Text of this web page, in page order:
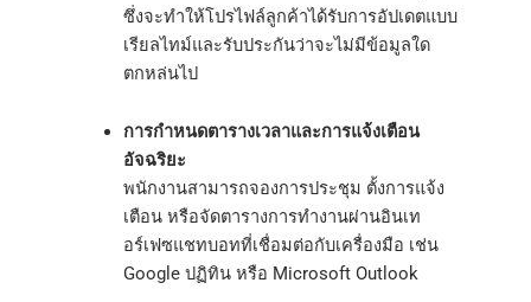
ซึ่งจะทำให้โปรไฟล์ลูกค้าได้รับการอัปเดตแบบ
เรียลไทม์และรับประกันว่าจะไม่มีข้อมูลใด
ตกหล่นไป
การกำหนดตารางเวลาและการแจ้งเตือน
อัจฉริยะ
พนักงานสามารถจองการประชุม ตั้งการแจ้ง
เตือน หรือจัดตารางการทำงานผ่านอินเท
อร์เฟซแชทบอทที่เชื่อมต่อกับเครื่องมือ เช่น
Google ปฏิทิน หรือ Microsoft Outlook